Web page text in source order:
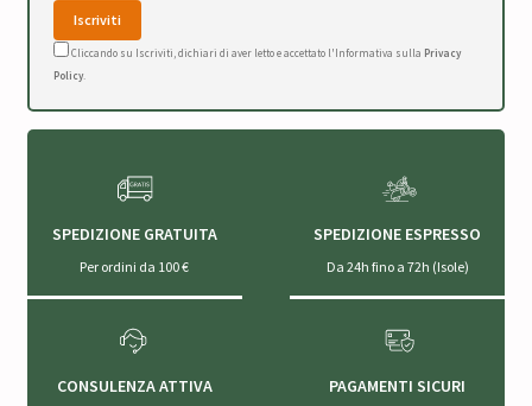
Cliccando su Iscriviti, dichiari di aver letto e accettato l'Informativa sulla Privacy
Policy.
SPEDIZIONE GRATUITA
Per ordini da 100 €
SPEDIZIONE ESPRESSO
Da 24h fino a 72h (Isole)
CONSULENZA ATTIVA PAGAMENTI SICURI